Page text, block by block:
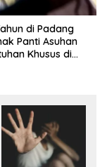
di Padang
Panti Asuhan
Khusus di